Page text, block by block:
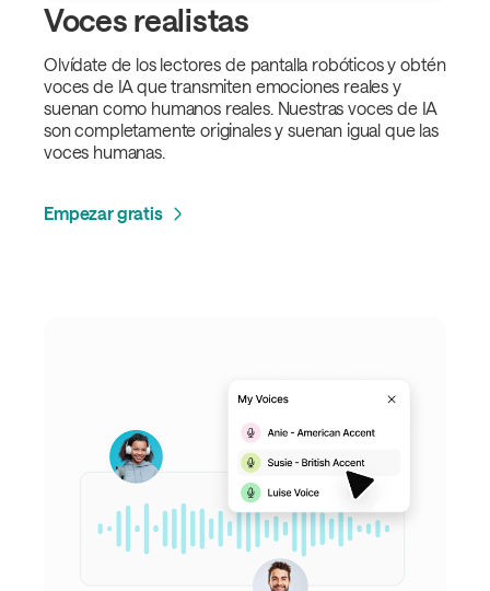
Voces realistas
Olvídate de los lectores de pantalla robóticos y obtén
voces de IA que transmiten emociones reales y
suenan como humanos reales. Nuestras voces de IA
son completamente originales y suenan igual que las
voces humanas.
Empezar gratis